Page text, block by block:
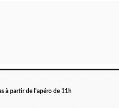
à partir de l'apéro de 11h